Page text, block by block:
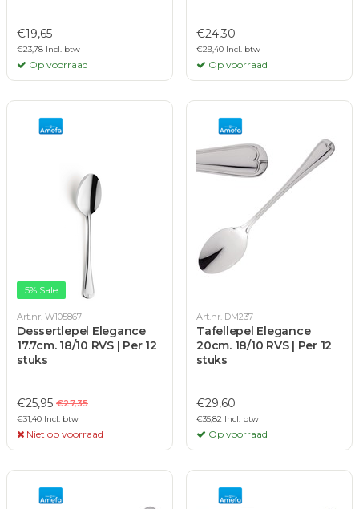
€19,65
€23,78 Incl. btw
Op voorraad
€24,30
€29,40 Incl. btw
Op voorraad
5% Sale
Art.nr. W105867
Dessertlepel Elegance
17.7cm. 18/10 RVS | Per 12
stuks
€25,95 €27,35
€31,40 Incl. btw
Niet op voorraad
Art.nr. DM237
Tafellepel Elegance
20cm. 18/10 RVS | Per 12
stuks
€29,60
€35,82 Incl. btw
Op voorraad